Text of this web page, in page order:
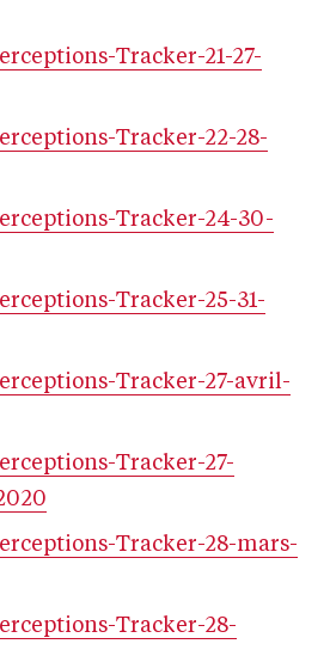
Tracker-21-27-
Tracker-22-28-
Tracker-24-30-
Tracker-25-31-
Tracker-27-avril-
Tracker-27-
Tracker-28-mars-
Tracker-28-